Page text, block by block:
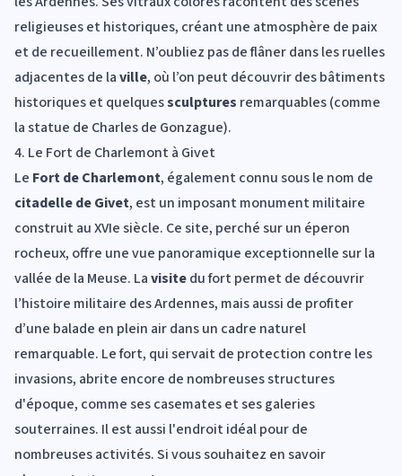
religieuses et historiques, créant une atmosphère de paix
et de recueillement. N’oubliez pas de flâner dans les ruelles
adjacentes de laville, où l’on peut découvrir des bâtiments
historiques et quelquessculptures remarquables (comme
la statue de Charles de Gonzague).
4. Le Fort de Charlemont à Givet
Le Fort de Charlemont, également connu sous le nom de
citadelle de Givet, est un imposant monument militaire
construit au XVIe siècle. Ce site, perché sur un éperon
rocheux, offre une vue panoramique exceptionnelle sur la
vallée de la Meuse. Lavisitedu fort permet de découvrir
l’histoire militaire des Ardennes, mais aussi de profiter
d’une balade en plein air dans un cadre naturel
remarquable. Le fort, qui servait de protection contre les
invasions, abrite encore de nombreuses structures
d'époque, comme ses casemates et ses galeries
souterraines. Il est aussi l'endroit idéal pour de
nombreuses activités. Si vous souhaitez en savoir